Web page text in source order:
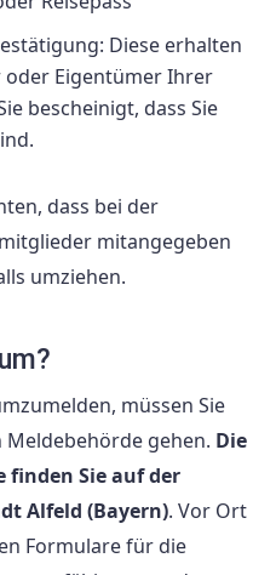
Diese erhalten
oder Eigentümer Ihrer
bescheinigt, dass Sie
dass bei der
mitangegeben
umziehen.
müssen Sie
gehen. Die
finden Sie auf der
Alfeld (Bayern). Vor Ort
Formulare für die